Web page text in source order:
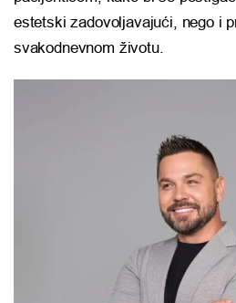
estetski zadovoljavajući, nego i
svakodnevnom životu.